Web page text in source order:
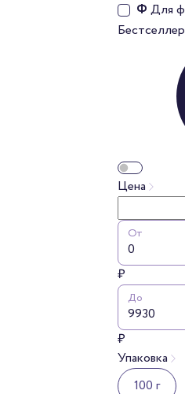
Ф Для
Бестселлер
Цена
От
₽
До
₽
Упаковка
100 г